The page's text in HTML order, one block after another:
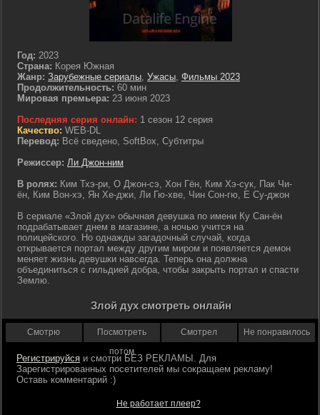
Год: 2023
Страна: Корея Южная
Жанр: Зарубежные сериалы, Ужасы, Фильмы 2023
Продолжительность: 60 мин
Мировая премьера: 23 июня 2023
Последняя серия онлайн: 1 сезон 12 серия
Качество: WEB-DL
Перевод: Всё сведено, SoftBox, Субтитры
Режиссер: Ли Джон-ним
В ролях: Ким Тхэ-ри, О Джон-сэ, Хон Гён, Ким Хэ-сук, Пак Чи-
ён, Ким Вон-хэ, Ян Хе-джи, Ли Гю-хве, Чин Сон-гю, Е Су-джон
В сериале «Злой дух» обычная девушка по имени Ку Сан-ён
подрабатывает днем в магазине, а ночью учится на
полицейского. Но однажды загадочный случай, когда
открывается портал между другим миром и появляется демон
меняет жизнь девушки навсегда. Теперь она должна
объединиться с гильдией добра, чтобы закрыть портал и спасти
Землю.
Злой дух смотреть онлайн
Смотрю
Посмотреть
потом
Смотрел Не понравилось
Регистрируйся
Не работает плеер?